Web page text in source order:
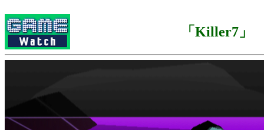
「Killer7」